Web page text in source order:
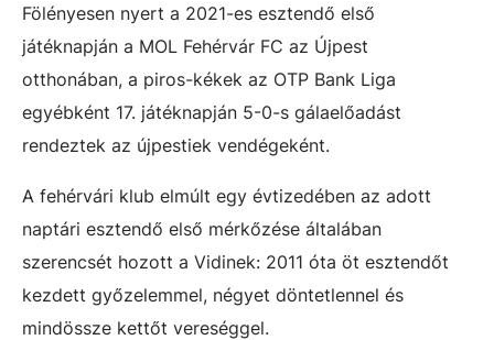
Fölényesen nyert a 2021-es esztendő első
játéknapján a MOL Fehérvár FC az Újpest
otthonában, a piros-kékek az OTP Bank Liga
egyébként 17. játéknapján 5-0-s gálaelőadást
rendeztek az újpestiek vendégeként.
A fehérvári klub elmúlt egy évtizedében az adott
naptári esztendő első mérkőzése általában
szerencsét hozott a Vidinek: 2011 óta öt esztendőt
kezdett győzelemmel, négyet döntetlennel és
mindössze kettőt vereséggel.